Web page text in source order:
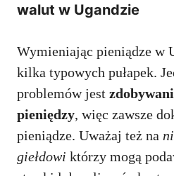
walut w Ugandzie
Wymieniając pieniądze w
kilka typowych pułapek.
problemów jest
pieniędzy, więc zawsze
pieniądze. Uważaj też na
giełdowi którzy mogą